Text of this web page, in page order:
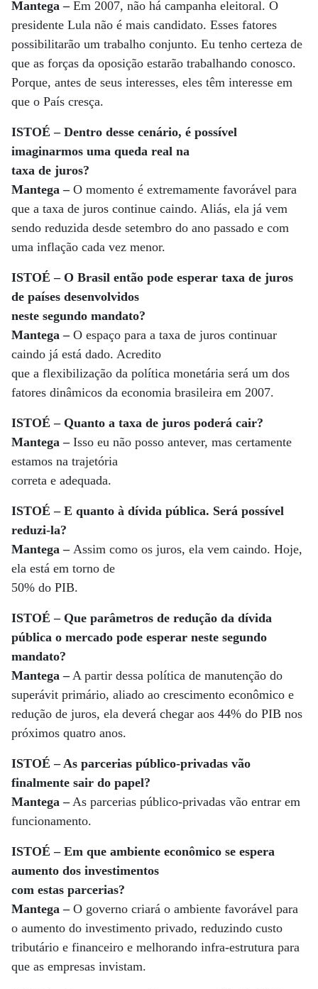
Mantega –Em 2007, não há campanha eleitoral. O
presidente Lula não é mais candidato. Esses fatores
possibilitarão um trabalho conjunto. Eu tenho certeza de
que as forças da oposição estarão trabalhando conosco.
Porque, antes de seus interesses, eles têm interesse em
que o País cresça.
ISTOÉ – Dentro desse cenário, é possível
imaginarmos uma queda real na
taxa de juros?
Mantega – O momento é extremamente favorável para
que a taxa de juros continue caindo. Aliás, ela já vem
sendo reduzida desde setembro do ano passado e com
uma inflação cada vez menor.
ISTOÉ – O Brasil então pode esperar taxa de juros
de países desenvolvidos
neste segundo mandato?
Mantega –O espaço para a taxa de juros continuar
caindo já está dado. Acredito
que a flexibilização da política monetária será um dos
fatores dinâmicos da economia brasileira em 2007.
ISTOÉ – Quanto a taxa de juros poderá cair?
Mantega –Isso eu não posso antever, mas certamente
estamos na trajetória
correta e adequada.
ISTOÉ – E quanto à dívida pública. Será possível
reduzi-la?
Mantega – Assim como os juros, ela vem caindo. Hoje,
ela está em torno de
50% do PIB.
ISTOÉ – Que parâmetros de redução da dívida
pública o mercado pode esperar neste segundo
mandato?
Mantega –A partir dessa política de manutenção do
superávit primário, aliado ao crescimento econômico e
redução de juros, ela deverá chegar aos 44% do PIB nos
próximos quatro anos.
ISTOÉ – As parcerias público-privadas vão
finalmente sair do papel?
Mantega –As parcerias público-privadas vão entrar em
funcionamento.
ISTOÉ – Em que ambiente econômico se espera
aumento dos investimentos
com estas parcerias?
Mantega – O governo criará o ambiente favorável para
o aumento do investimento privado, reduzindo custo
tributário e financeiro e melhorando infra-estrutura para
que as empresas invistam.